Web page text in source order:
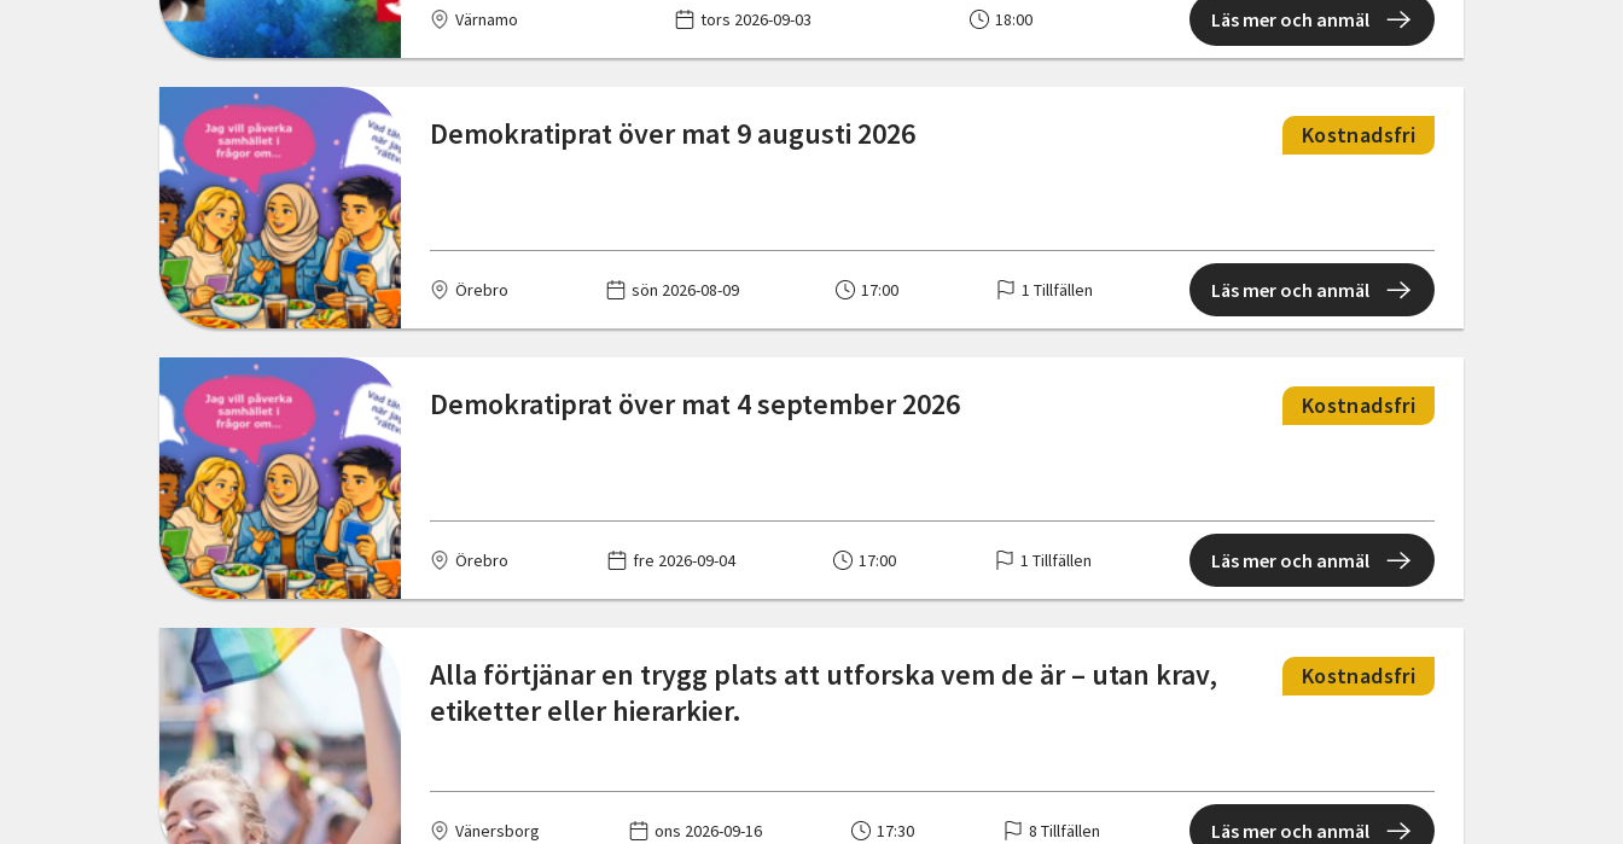
Värnamo tors 2026-09-03 18:00 Läs mer och anmäl
Demokratiprat över mat 9 augusti 2026 Kostnadsfri
Örebro sön 2026-08-09 17:00 1 Tillfällen Läs mer och anmäl
Demokratiprat över mat 4 september 2026 Kostnadsfri
Örebro fre 2026-09-04 17:00 1 Tillfällen Läs mer och anmäl
Alla förtjänar en trygg plats att utforska vem de är – utan krav,
etiketter eller hierarkier.
Kostnadsfri
Vänersborg ons 2026-09-16 17:30 8 Tillfällen Läs mer och anmäl